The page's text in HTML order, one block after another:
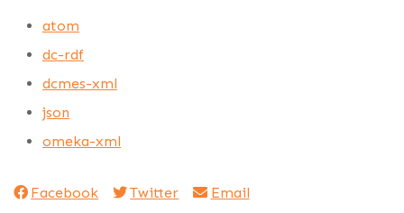
atom
dc-rdf
dcmes-xml
json
omeka-xml
Facebook Twitter Email